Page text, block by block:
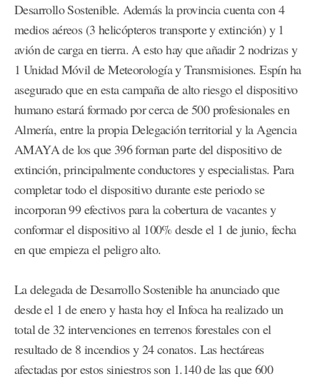
Desarrollo Sostenible. Además la provincia cuenta con 4
medios aéreos (3 helicópteros transporte y extinción) y 1
avión de carga en tierra. A esto hay que añadir 2 nodrizas y
1 Unidad Móvil de Meteorología y Transmisiones. Espín ha
asegurado que en esta campaña de alto riesgo el dispositivo
humano estará formado por cerca de 500 profesionales en
Almería, entre la propia Delegación territorial y la Agencia
AMAYA de los que 396 forman parte del dispositivo de
extinción, principalmente conductores y especialistas. Para
completar todo el dispositivo durante este periodo se
incorporan 99 efectivos para la cobertura de vacantes y
conformar el dispositivo al 100% desde el 1 de junio, fecha
en que empieza el peligro alto.
La delegada de Desarrollo Sostenible ha anunciado que
desde el 1 de enero y hasta hoy el Infoca ha realizado un
total de 32 intervenciones en terrenos forestales con el
resultado de 8 incendios y 24 conatos. Las hectáreas
afectadas por estos siniestros son 1.140 de las que 600